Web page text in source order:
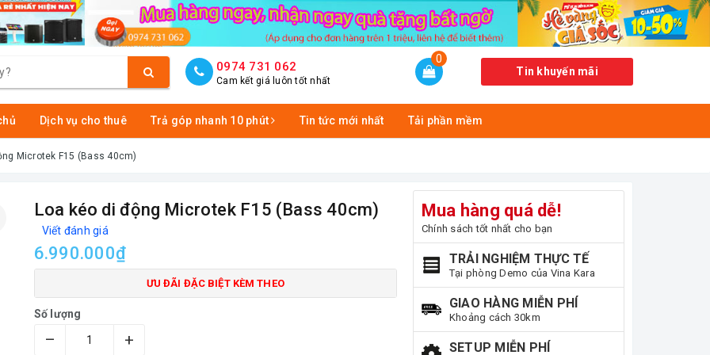
0974 731 062
Cam kết giá luôn tốt nhất
0
Tin khuyến mãi
Dịch vụ cho thuê Trả góp nhanh 10 phút Tin tức mới nhất Tải phần mềm
Microtek F15 (Bass 40cm)
Loa kéo di động Microtek F15 (Bass 40cm)
Viết đánh giá
6.990.000₫
ƯU ĐÃI ĐẶC BIỆT KÈM THEO
Số lượng
– +
Mua hàng quá dễ!
Chính sách tốt nhất cho bạn
TRẢI NGHIỆM THỰC TẾ
Tại phòng Demo của Vina Kara
GIAO HÀNG MIỄN PHÍ
Khoảng cách 30km
SETUP MIỄN PHÍ